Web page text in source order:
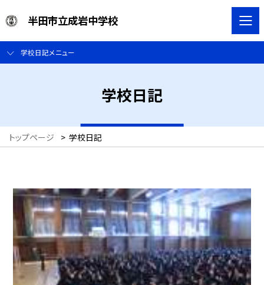
半田市立成岩中学校
学校日記メニュー
学校日記
トップページ > 学校日記